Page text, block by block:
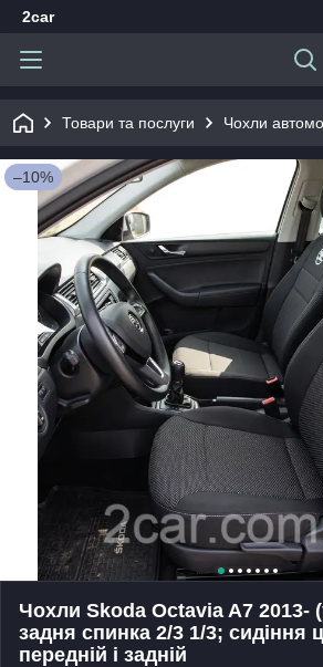
2car
Товари та послуги Чохли
–10%
Чохли Skoda Octavia A7 2013-
задня спинка 2/3 1/3; сидіння
передній і задній